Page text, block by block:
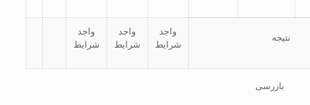
نتیجه
واجد
شرایط
واجد
شرایط
واجد
شرایط
بازرسی